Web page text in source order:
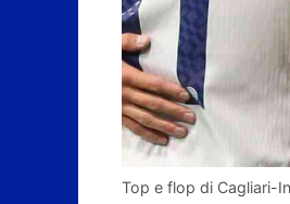
Top e flop di Cagliari-